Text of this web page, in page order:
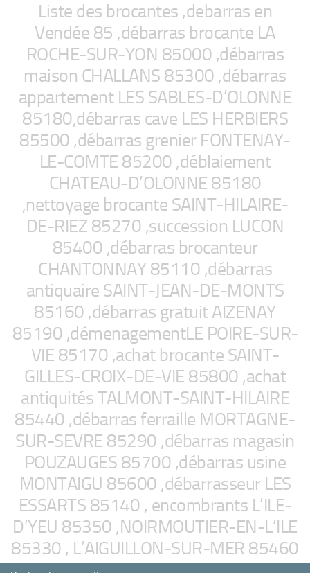
Liste des brocantes ,debarras en
Vendée 85 ,débarras brocante LA
ROCHE-SUR-YON 85000 ,débarras
maison CHALLANS 85300 ,débarras
appartement LES SABLES-D’OLONNE
85180,débarras cave LES HERBIERS
85500 ,débarras grenier FONTENAY-
LE-COMTE 85200 ,déblaiement
CHATEAU-D’OLONNE 85180
,nettoyage brocante SAINT-HILAIRE-
DE-RIEZ 85270 ,succession LUCON
85400 ,débarras brocanteur
CHANTONNAY 85110 ,débarras
antiquaire SAINT-JEAN-DE-MONTS
85160 ,débarras gratuit AIZENAY
85190 ,démenagementLE POIRE-SUR-
VIE 85170 ,achat brocante SAINT-
GILLES-CROIX-DE-VIE 85800 ,achat
antiquités TALMONT-SAINT-HILAIRE
85440 ,débarras ferraille MORTAGNE-
SUR-SEVRE 85290 ,débarras magasin
POUZAUGES 85700 ,débarras usine
MONTAIGU 85600 ,débarrasseur LES
ESSARTS 85140 , encombrants L’ILE-
D’YEU 85350 ,NOIRMOUTIER-EN-L’ILE
85330 , L’AIGUILLON-SUR-MER 85460